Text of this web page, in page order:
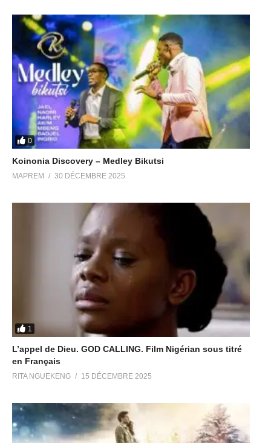
0
Koinonia Discovery – Medley Bikutsi
MAPREM 30 DÉCEMBRE 2025
1
L’appel de Dieu. GOD CALLING. Film Nigérian sous titré
en Français
RITA NGUEKENG 15 DÉCEMBRE 2025